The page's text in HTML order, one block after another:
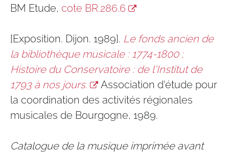
BM Etude, cote BR.286.6
[Exposition. Dijon. 1989]. Le fonds ancien de
la bibliothèque musicale : 1774-1800 ;
Histoire du Conservatoire : de l'Institut de
1793 à nos jours.
Association d'étude pour
la coordination des activités régionales
musicales de Bourgogne, 1989.
Catalogue de la musique imprimée avant